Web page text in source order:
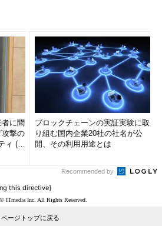
に聞
攻撃の
ィ (1/
ブロックチェーンの実証実験に取
り組む国内企業20社の社名が公
開、その利用用途とは
Recommended by
this directive]
ITmedia Inc. All Rights Reserved.
ページトップに戻る